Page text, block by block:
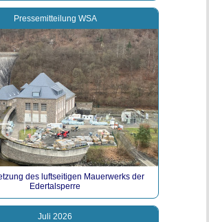
Pressemitteilung WSA
des luftseitigen Mauerwerks der
Edertalsperre
Juli 2026